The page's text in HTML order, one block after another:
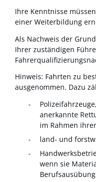
Ihre Kenntnisse
einer Weiterbildung
Als Nachweis der
Ihrer zuständigen
Hinweis: Fahrten zu
ausgenommen. Dazu
Polizeifahrzeuge,
anerkannte
im Rahmen
land- und
wenn sie